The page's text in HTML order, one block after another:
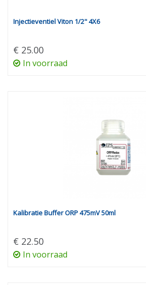
Injectieventiel Viton 1/2" 4X6
€ 25.00
In voorraad
Kalibratie Buffer ORP 475mV 50ml
€ 22.50
In voorraad